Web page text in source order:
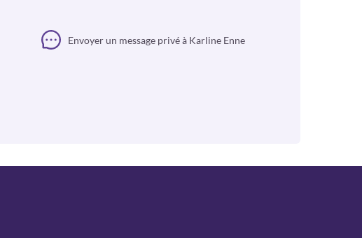
Envoyer un message privé à Karline Enne